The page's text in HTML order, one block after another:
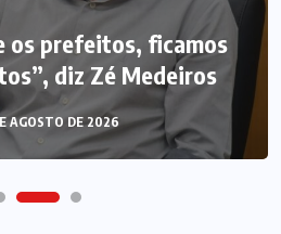
os prefeitos, ficamos
diz Zé Medeiros
AGOSTO DE 2026